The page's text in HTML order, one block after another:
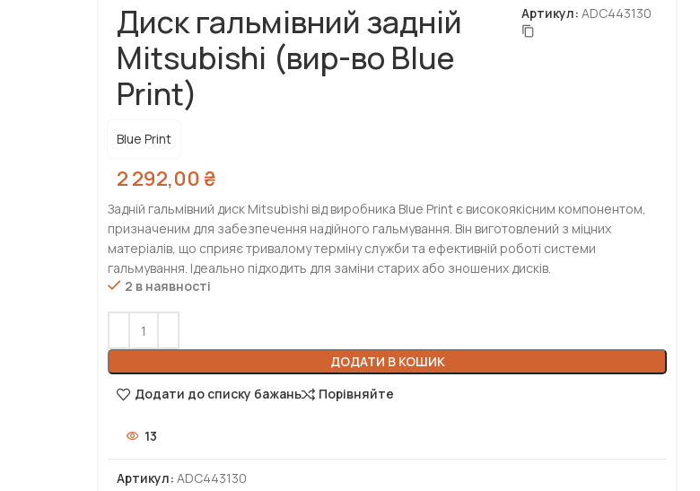
Диск гальмівний задній
Mitsubishi (вир-во Blue
Print)
Артикул: ADC443130
Blue Print
2 292,00 ₴
Задній гальмівний диск Mitsubishi від виробника Blue Print є високоякісним компонентом,
призначеним для забезпечення надійного гальмування. Він виготовлений з міцних
матеріалів, що сприяє тривалому терміну служби та ефективній роботі системи
гальмування. Ідеально підходить для заміни старих або зношених дисків.
2 в наявності
ДОДАТИ В КОШИК
Додати до списку бажань
Порівняйте
13
Артикул: ADC443130